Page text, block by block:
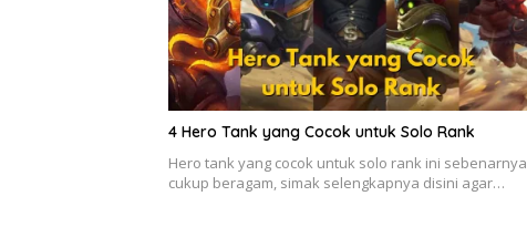
4 Hero Tank yang Cocok untuk Solo Rank
Hero tank yang cocok untuk solo rank ini sebenarnya
cukup beragam, simak selengkapnya disini agar…